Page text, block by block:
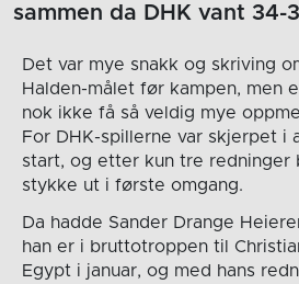
sammen da DHK vant 34-
Det var mye snakk og skriving
Halden-målet før kampen, men
nok ikke få så veldig mye
For DHK-spillerne var skjerpet i
start, og etter kun tre redninger
stykke ut i første omgang.
Da hadde Sander Drange
han er i bruttotroppen til
Egypt i januar, og med hans